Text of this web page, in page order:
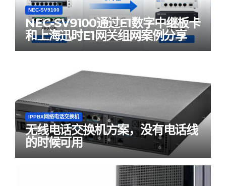
NEC-SV9100
NEC-SV9100通过E1数字中继板卡
和上海迅时E1网关组网案例分享
IPPBX网络电话交换机
无线电话交换机方案，没有电话线
的时候可用